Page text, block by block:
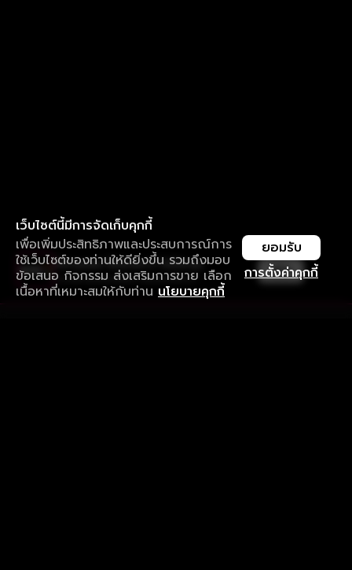
เว็บไซต์นี้มีการจัดเก็บคุกกี้
เพื่อเพิ่มประสิทธิภาพและประสบการณ์การ
ใช้เว็บไซต์ของท่านให้ดียิ่งขึ้น รวมถึงมอบ
ข้อเสนอ กิจกรรม ส่งเสริมการขาย เลือก
เนื้อหาที่เหมาะสมให้กับท่าน นโยบายคุกกี้
การตั้งค่าคุกกี้
ยอมรับ
ใช้งานแอป ลื่นไหลกว่า ไม่มีสะดุด
ดาวน์โหลดแอปเพื่อการรับชมที่ดีกว่า เปิด